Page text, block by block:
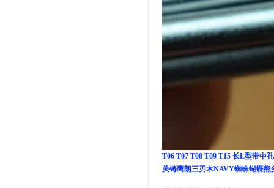
T06 T07 T08 T09 T15 长L型带中
关铸鹰朗三刃木NAVY蜘蛛蝴蝶熊